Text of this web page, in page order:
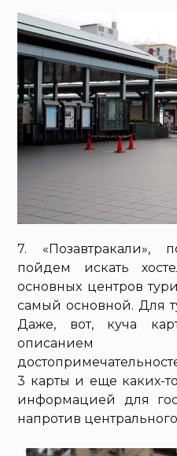
7. «Позавтракали»,
пойдем искать
основных центров
самый основной. Для
Даже, вот, куча
3 карты и еще каких-
информацией для
напротив